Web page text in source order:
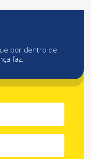
por dentro de
faz.